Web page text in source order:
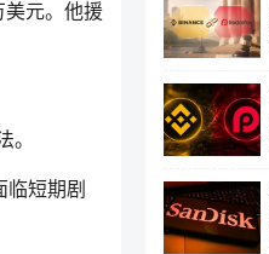
美元。他援
。
短期剧